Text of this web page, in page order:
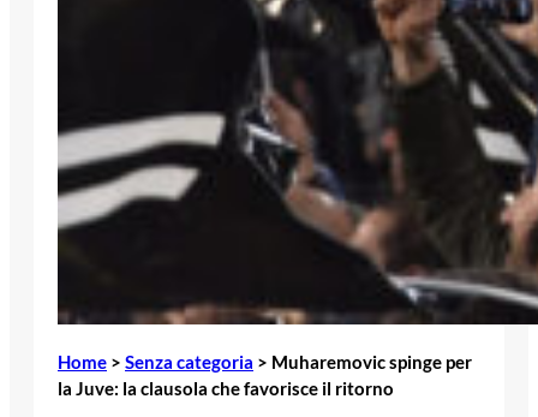
Home > Senza categoria > Muharemovic spinge per
la Juve: la clausola che favorisce il ritorno